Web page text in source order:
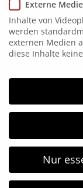
Tel. 02357
Fax: 02357
info@hgm-
HGM
HGM
im Bereich der
electronic ist
Bereichen der
Externe
Inhalte von
werden
externen Medien
diese Inhalte
Nur